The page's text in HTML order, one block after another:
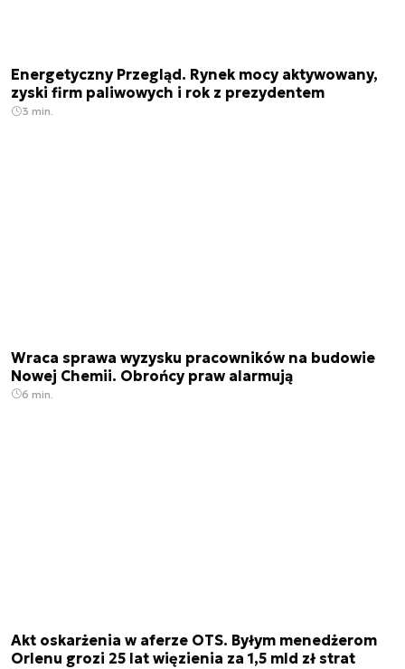
Energetyczny Przegląd. Rynek mocy aktywowany,
zyski firm paliwowych i rok z prezydentem
3 min.
Wraca sprawa wyzysku pracowników na budowie
Nowej Chemii. Obrońcy praw alarmują
6 min.
Akt oskarżenia w aferze OTS. Byłym menedżerom
Orlenu grozi 25 lat więzienia za 1,5 mld zł strat